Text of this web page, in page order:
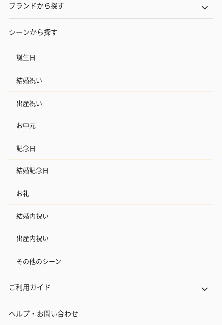
ブランドから探す
シーンから探す
誕生日
結婚祝い
出産祝い
お中元
記念日
結婚記念日
お礼
結婚内祝い
出産内祝い
その他のシーン
ご利用ガイド
ヘルプ・お問い合わせ